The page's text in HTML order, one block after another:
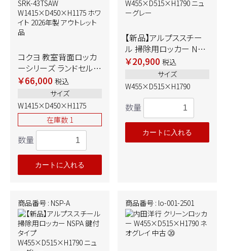
コクヨ 教室背面ロッカ
ーシリーズ ランドセルロ
ッカー SRK-43TSAW
W1415×D450×H1175
ホワイト 2026年製 アウ
トレット品
￥66,000 税込
サイズ
W1415×D450×H1175
在庫数 1
数量
カートに入れる
【新品】アルプススチー
ル 掃除用ロッカー NSP
W455×D515×H1790
ニューグレー
￥20,900 税込
サイズ
W455×D515×H1790
数量
カートに入れる
商品番号 : NSP-A 商品番号 : lo-001-2501